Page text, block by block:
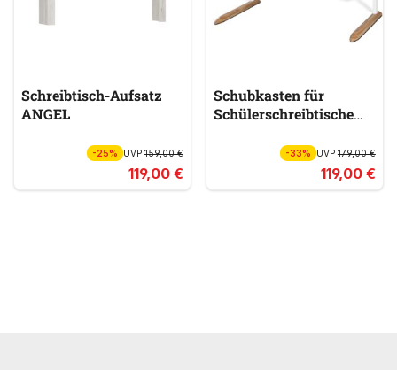
Schreibtisch-Aufsatz
ANGEL
-25% UVP 159,00 €
119,00 €
Schubkasten für
Schülerschreibtische
-33% UVP179,00 €
119,00 €